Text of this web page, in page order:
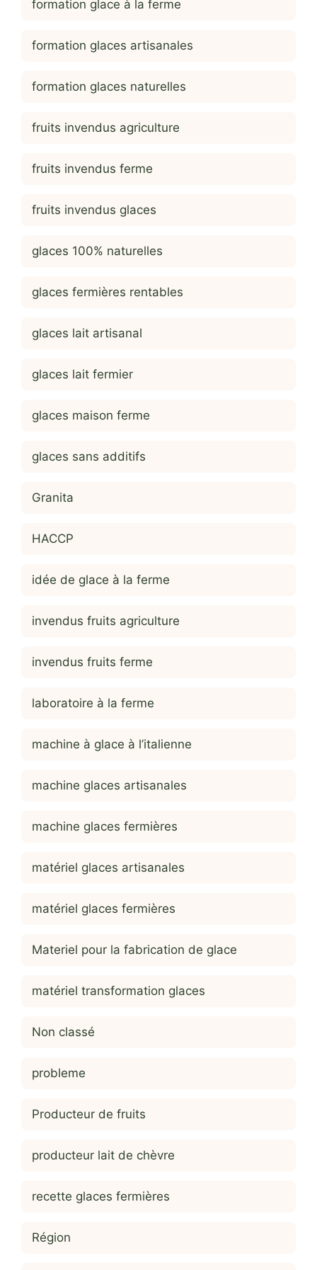
formation glace à la ferme
formation glaces artisanales
formation glaces naturelles
fruits invendus agriculture
fruits invendus ferme
fruits invendus glaces
glaces 100% naturelles
glaces fermières rentables
glaces lait artisanal
glaces lait fermier
glaces maison ferme
glaces sans additifs
Granita
HACCP
idée de glace à la ferme
invendus fruits agriculture
invendus fruits ferme
laboratoire à la ferme
machine à glace à l’italienne
machine glaces artisanales
machine glaces fermières
matériel glaces artisanales
matériel glaces fermières
Materiel pour la fabrication de glace
matériel transformation glaces
Non classé
probleme
Producteur de fruits
producteur lait de chèvre
recette glaces fermières
Région